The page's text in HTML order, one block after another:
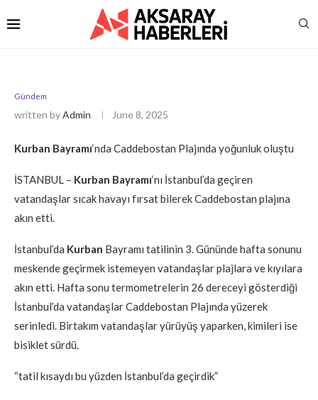
Gündem
written byAdmin June 8, 2025
Kurban Bayramı‘nda Caddebostan Plajında yoğunluk oluştu
İSTANBUL – Kurban Bayramı‘nı İstanbul’da geçiren
vatandaşlar sıcak havayı fırsat bilerek Caddebostan plajına
akın etti.
İstanbul’da Kurban Bayramı tatilinin 3. Gününde hafta sonunu
meskende geçirmek istemeyen vatandaşlar plajlara ve kıyılara
akın etti. Hafta sonu termometrelerin 26 dereceyi gösterdiği
İstanbul’da vatandaşlar Caddebostan Plajında yüzerek
serinledi. Birtakım vatandaşlar yürüyüş yaparken, kimileri ise
bisiklet sürdü.
“tatil kısaydı bu yüzden İstanbul’da geçirdik”